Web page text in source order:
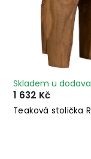
Teaková stolička
Skladem u
1 632 Kč